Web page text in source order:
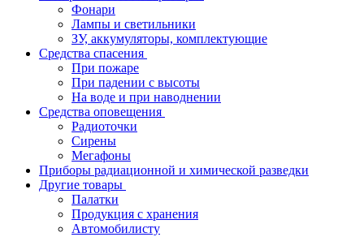
Фонари
Лампы и светильники
ЗУ, аккумуляторы, комплектующие
Средства спасения
При пожаре
При падении с высоты
На воде и при наводнении
Средства оповещения
Радиоточки
Сирены
Мегафоны
Приборы радиационной и химической разведки
Другие товары
Палатки
Продукция с хранения
Автомобилисту